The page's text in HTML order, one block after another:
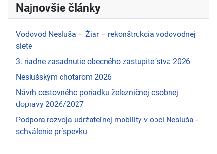
Najnovšie články
Vodovod Nesluša – Žiar – rekonštrukcia vodovodnej
siete
3. riadne zasadnutie obecného zastupiteľstva 2026
Neslušským chotárom 2026
Návrh cestovného poriadku železničnej osobnej
dopravy 2026/2027
Podpora rozvoja udržateľnej mobility v obci Nesluša -
schválenie príspevku